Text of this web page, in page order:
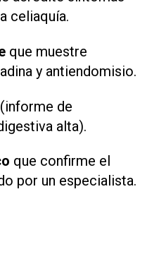
celiaquía.
que muestre
y antiendomisio.
(informe de
alta).
que confirme el
por un especialista.